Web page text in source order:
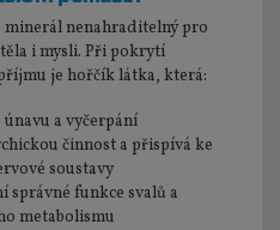
nenahraditelný pro
i mysli. Při pokrytí
je hořčík látka, která:
únavu a vyčerpání
činnost a přispívá ke
soustavy
správné funkce svalů a
metabolismu